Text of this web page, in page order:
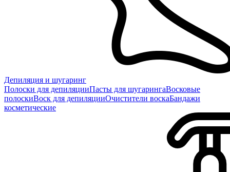
Депиляция и шугаринг
Полоски для депиляцииПасты для шугарингаВосковые
полоскиВоск для депиляцииОчистители воскаБандажи
косметические